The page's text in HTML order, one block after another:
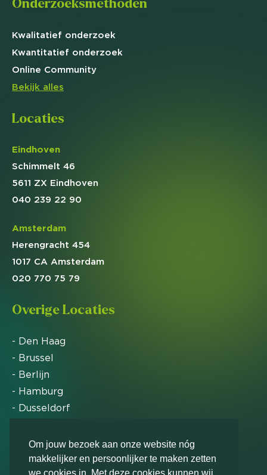
Om jouw bezoek aan onze website nóg
makkelijker en persoonlijker te maken zetten
Onderzoeksmethoden
Kwalitatief onderzoek
Kwantitatief onderzoek
Online Community
Bekijk alles
Locaties
Eindhoven
Schimmelt 46
5611 ZX Eindhoven
040 239 22 90
Amsterdam
Herengracht 454
1017 CA Amsterdam
020 770 75 79
Overige Locaties
- Den Haag
- Brussel
- Berlijn
- Hamburg
- Dusseldorf
Markteffect is door het Financieele Dagblad